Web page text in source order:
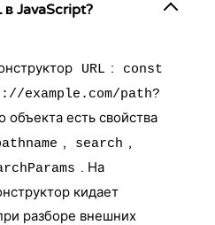
JavaScript?
URL :
const
example.com/path?
объекта есть свойства
, search ,
. На
кидает
разборе внешних